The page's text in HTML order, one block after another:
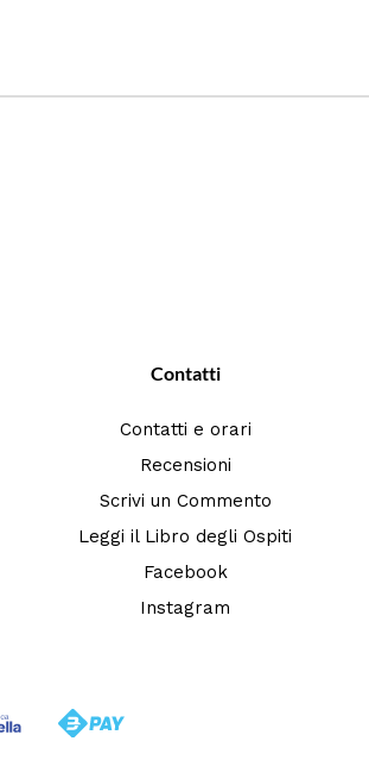
Contatti
Contatti e orari
Recensioni
Scrivi un Commento
Leggi il Libro degli Ospiti
Facebook
Instagram